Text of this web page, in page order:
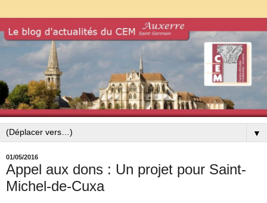
▼
01/05/2016
Appel aux dons : Un projet pour Saint-
Michel-de-Cuxa